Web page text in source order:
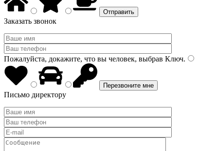
Заказать звонок
Пожалуйста, докажите, что вы человек, выбрав Ключ.
Письмо директору